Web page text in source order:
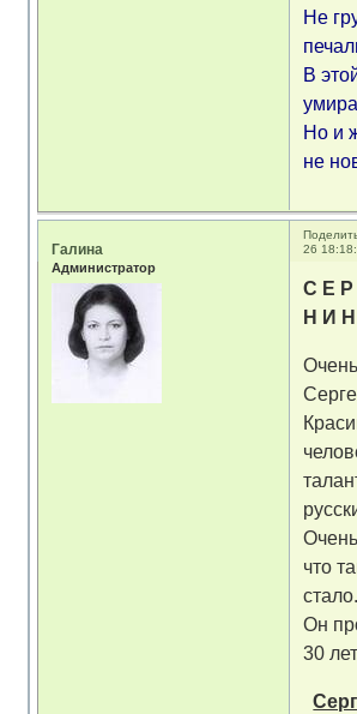
Не
В
Но и
не
26
Галина
Администратор
С Е
Н И Н
что
стало.
Он
30